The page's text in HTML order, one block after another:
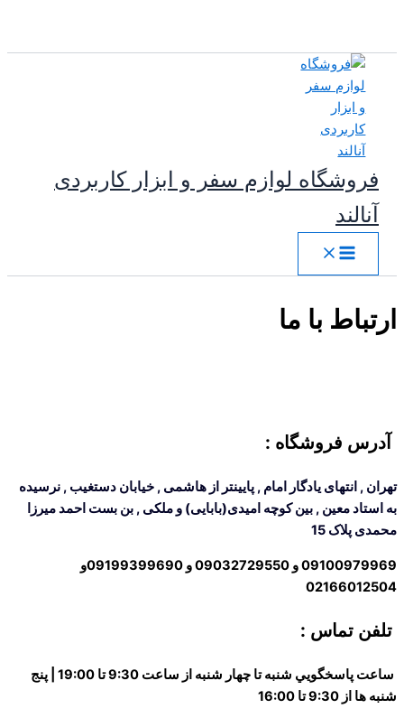
فروشگاه لوازم سفر و ابزار کاربردی
آنالند
ارتباط با ما
آدرس فروشگاه :
تهران , انتهای یادگار امام , پایینتر از هاشمی , خیابان دستغیب , نرسیده
به استاد معین , بین کوچه امیدی(بابایی) و ملکی , بن بست احمد میرزا
محمدی پلاک 15
09100979969 و 09032729550 و 09199399690و
02166012504
تلفن تماس :
ساعت پاسخگويي شنبه تا چهار شنبه از ساعت 9:30 تا 19:00 | پنج
شنبه ها از 9:30 تا 16:00